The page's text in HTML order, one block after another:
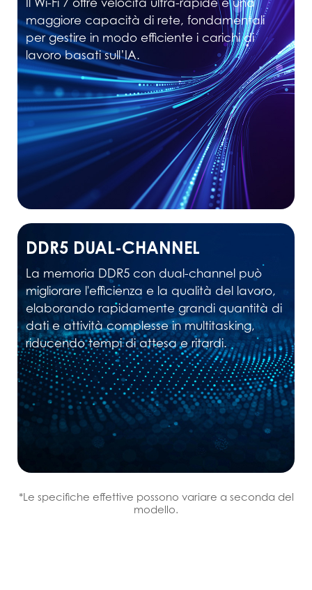
Il Wi-Fi 7 offre velocità ultra-rapide e una
maggiore capacità di rete, fondamentali
per gestire in modo efficiente i carichi di
lavoro basati sull’IA.
DDR5 DUAL-CHANNEL
La memoria DDR5 con dual-channel può
migliorare l'efficienza e la qualità del lavoro,
elaborando rapidamente grandi quantità di
dati e attività complesse in multitasking,
riducendo tempi di attesa e ritardi.
*Le specifiche effettive possono variare a seconda del
modello.